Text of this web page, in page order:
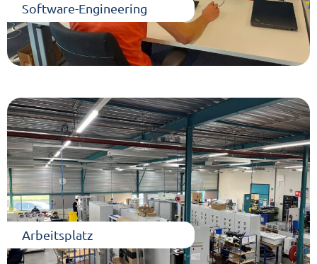
Software-Engineering
Arbeitsplatz